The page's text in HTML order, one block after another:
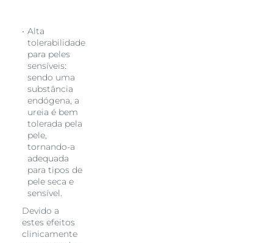
Alta
tolerabilidade
para peles
sensíveis:
sendo uma
substância
endógena, a
ureia é bem
tolerada pela
pele,
tornando-a
adequada
para tipos de
pele seca e
sensível.
Devido a
estes efeitos
clinicamente